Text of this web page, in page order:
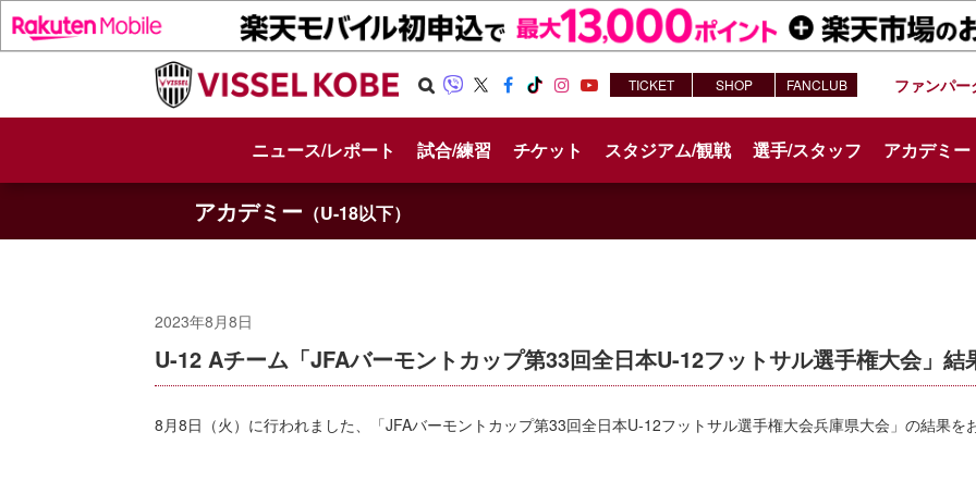
h
am e
ニュース/レポート 試合/練習 チケット スタジアム/観戦 選手/スタッフ アカデミー
ファンパー
TICKET SHOP FANCLUB
アカデミー （U-18以下）
2023年8月8日
U-12 Aチーム「JFAバーモントカップ第33回全日本U-12フットサル選手権大会」結
8月8日（火）に行われました、「JFAバーモントカップ第33回全日本U-12フットサル選手権大会兵庫県大会」の結果を